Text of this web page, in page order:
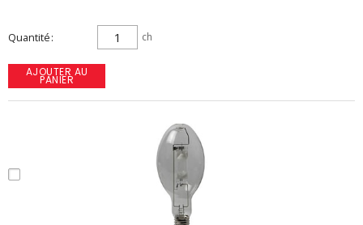
Quantité ch
AJOUTER AU
PANIER